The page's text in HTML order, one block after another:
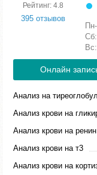
Рейтинг: 4.8
395 отзывов
Сб:
Вс:
Онлайн
Анализ на
Анализ крови на
Анализ крови на ренин
Анализ крови на т3
Анализ крови на